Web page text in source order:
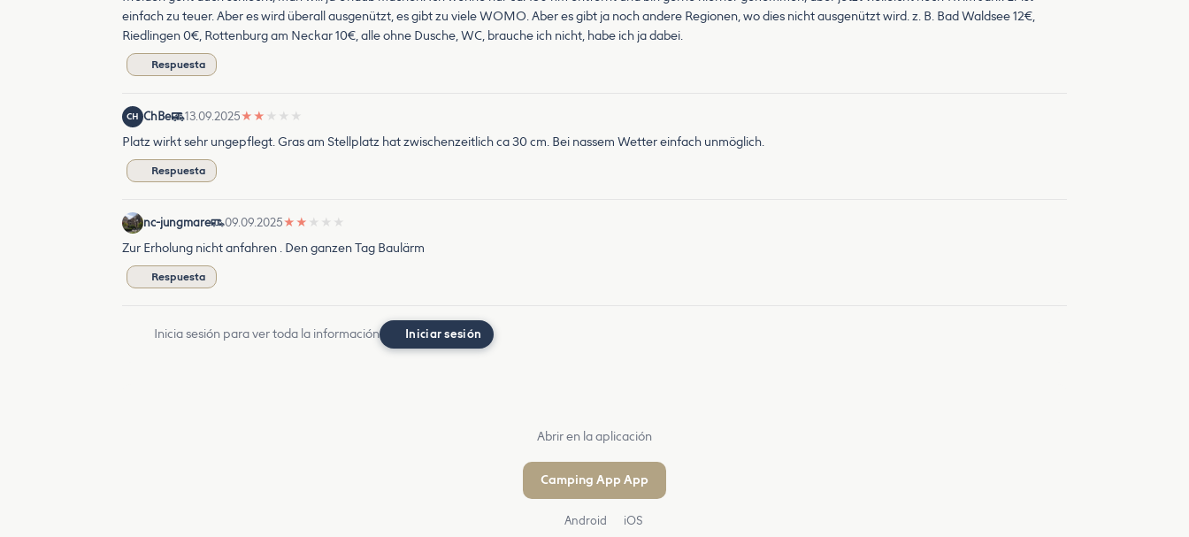
einfach zu teuer. Aber es wird überall ausgenützt, es gibt zu viele WOMO. Aber es gibt ja noch andere Regionen, wo dies nicht ausgenützt wird. z. B. Bad Waldsee 12€,
Riedlingen 0€, Rottenburg am Neckar 10€, alle ohne Dusche, WC, brauche ich nicht, habe ich ja dabei.
Respuesta
CH ChBe 13.09.2025★ ★ ★ ★ ★
Platz wirkt sehr ungepflegt. Gras am Stellplatz hat zwischenzeitlich ca 30 cm. Bei nassem Wetter einfach unmöglich.
Respuesta
nc-jungmare 09.09.2025★ ★ ★ ★ ★
Zur Erholung nicht anfahren . Den ganzen Tag Baulärm
Respuesta
Inicia sesión para ver toda la información Iniciar sesión
Abrir en la aplicación
Camping App App
Android iOS